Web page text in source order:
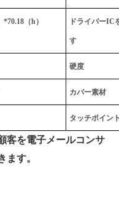
*70.18（h） ドライバーIC
す
硬度
カバー素材
タッチポイン
客を電子メールコンサ
ます。